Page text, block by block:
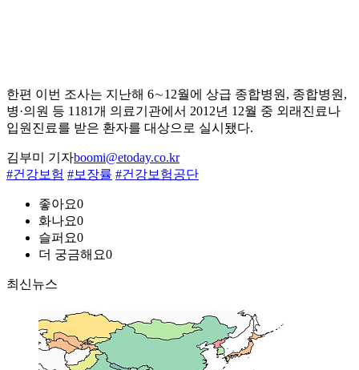
한편 이번 조사는 지난해 6∼12월에 상급 종합병원, 종합병원,
병·의원 등 1181개 의료기관에서 2012년 12월 중 외래진료나
입원진료를 받은 환자를 대상으로 실시됐다.
김부미 기자boomi@etoday.co.kr
#건강보험 #보장률 #건강보험공단
좋아요0
화나요0
슬퍼요0
더 궁금해요0
최신뉴스